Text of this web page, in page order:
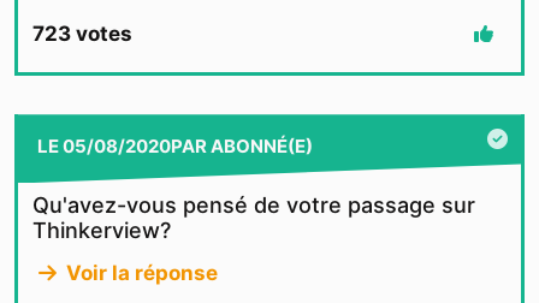
723 votes
LE05/08/2020PARABONNÉ(E)
Qu'avez-vous pensé de votre passage sur
Thinkerview?
Voir la réponse